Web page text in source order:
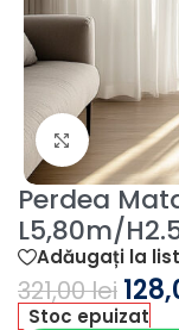
Fă clic
Perdea
L5,80m/
Adăugați la
321,00lei
Stoc epuizat